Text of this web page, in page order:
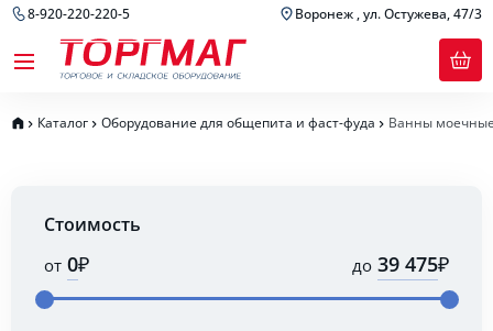
8-920-220-220-5 Воронеж , ул. Остужева, 47/3
Каталог Оборудование для общепита и фаст-фуда Ванны
Стоимость
от ₽ до ₽